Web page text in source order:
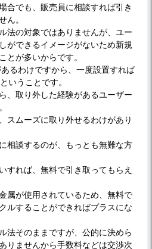
合でも、販売員に相談すれば引き
ん。
法の対象ではありませんが、ユー
ができるイメージがないため新規
とが多いからです。
るわけですから、一度設置すれば
いうことです。
、取り外した経験があるユーザー
スムーズに取り外せるわけがあり
相談するのが、もっとも無難な方
すれば、無料で引き取ってもらえ
属が使用されているため、無料で
ルすることができればプラスにな
法そのままですが、公的に決めら
りませんから手数料などは交渉次